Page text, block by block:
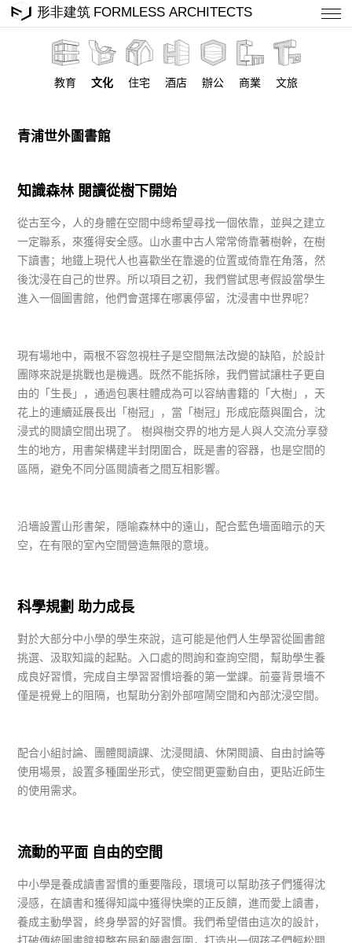
教育 文化 住宅 酒店 辦公 商業 文旅
青浦世外圖書館
知識森林 閱讀從樹下開始
從古至今，人的身體在空間中總希望尋找一個依靠，並與之建立
一定聯系，來獲得安全感。山水畫中古人常常倚靠著樹幹，在樹
下讀書；地鐵上現代人也喜歡坐在靠邊的位置或倚靠在角落，然
後沈浸在自己的世界。所以項目之初，我們嘗試思考假設當學生
進入一個圖書館，他們會選擇在哪裏停留，沈浸書中世界呢？
現有場地中，兩根不容忽視柱子是空間無法改變的缺陷，於設計
團隊來說是挑戰也是機遇。既然不能拆除，我們嘗試讓柱子更自
由的「生長」，通過包裹柱體成為可以容納書籍的「大樹」，天
花上的連續延展長出「樹冠」，當「樹冠」形成庇蔭與圍合，沈
浸式的閱讀空間出現了。 樹與樹交界的地方是人與人交流分享發
生的地方，用書架構建半封閉圍合，既是書的容器，也是空間的
區隔，避免不同分區閱讀者之間互相影響。
沿墻設置山形書架，隱喻森林中的遠山，配合藍色墻面暗示的天
空，在有限的室內空間營造無限的意境。
科學規劃 助力成長
對於大部分中小學的學生來說，這可能是他們人生學習從圖書館
挑選、汲取知識的起點。入口處的問詢和查詢空間，幫助學生養
成良好習慣，完成自主學習習慣培養的第一堂課。前臺背景墻不
僅是視覺上的阻隔，也幫助分割外部喧鬧空間和內部沈浸空間。
配合小組討論、團體閱讀課、沈浸閱讀、休閑閱讀、自由討論等
使用場景，設置多種圍坐形式，使空間更靈動自由，更貼近師生
的使用需求。
流動的平面 自由的空間
中小學是養成讀書習慣的重要階段，環境可以幫助孩子們獲得沈
浸感，在讀書和獲得知識中獲得快樂的正反饋，進而愛上讀書，
養成主動學習，終身學習的好習慣。我們希望借由這次的設計，